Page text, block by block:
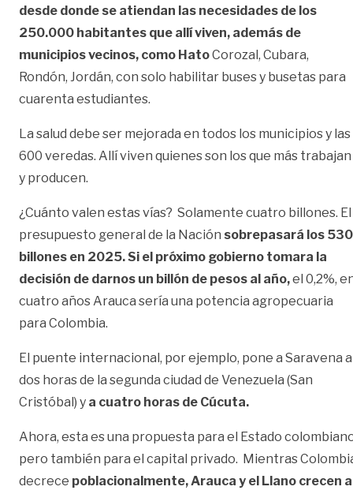
desde donde se atiendan las necesidades de los
250.000 habitantes que allí viven, además de
municipios vecinos, como HatoCorozal, Cubara,
Rondón, Jordán, con solo habilitar buses y busetas para
cuarenta estudiantes.
La salud debe ser mejorada en todos los municipios y las
600 veredas. Allí viven quienes son los que más trabajan
y producen.
¿Cuánto valen estas vías? Solamente cuatro billones. El
presupuesto general de la Nación sobrepasará los 530
billones en 2025. Si el próximo gobierno tomara la
decisión de darnos un billón de pesos al año,el 0,2%,
cuatro años Arauca sería una potencia agropecuaria
para Colombia.
El puente internacional, por ejemplo, pone a Saravena a
dos horas de la segunda ciudad de Venezuela (San
Cristóbal) y a cuatro horas de Cúcuta.
Ahora, esta es una propuesta para el Estado
pero también para el capital privado. Mientras
decrece poblacionalmente, Arauca y el Llano crecen a